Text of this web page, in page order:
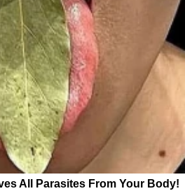
All Parasites From Your Body!